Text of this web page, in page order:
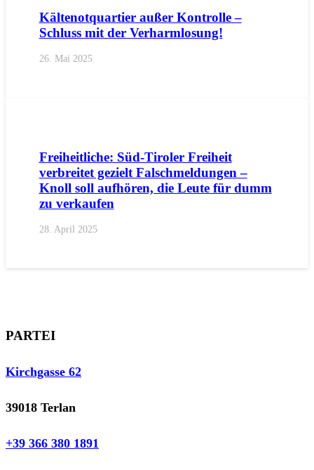
Kältenotquartier außer Kontrolle –
Schluss mit der Verharmlosung!
26. Mai 2025
Freiheitliche: Süd-Tiroler Freiheit
verbreitet gezielt Falschmeldungen –
Knoll soll aufhören, die Leute für dumm
zu verkaufen
28. April 2025
PARTEI
Kirchgasse 62
39018 Terlan
+39 366 380 1891